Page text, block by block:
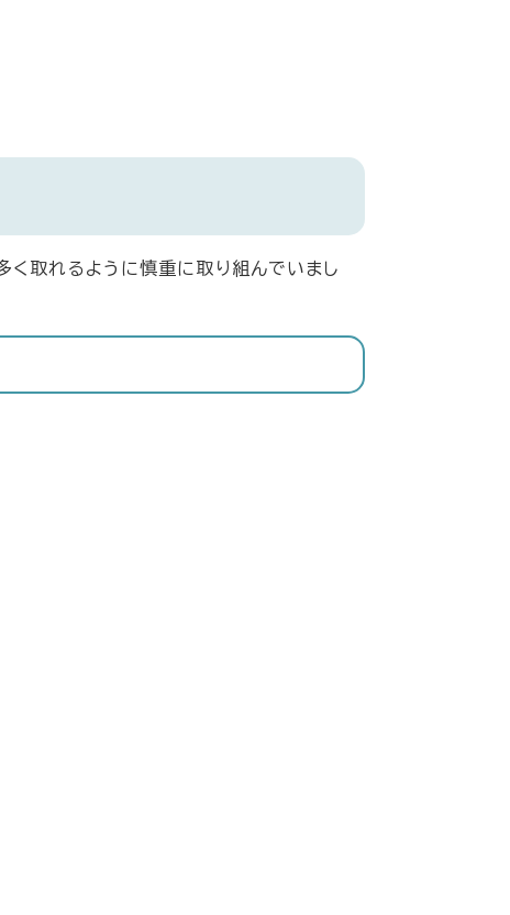
く取れるように慎重に取り組んでいまし